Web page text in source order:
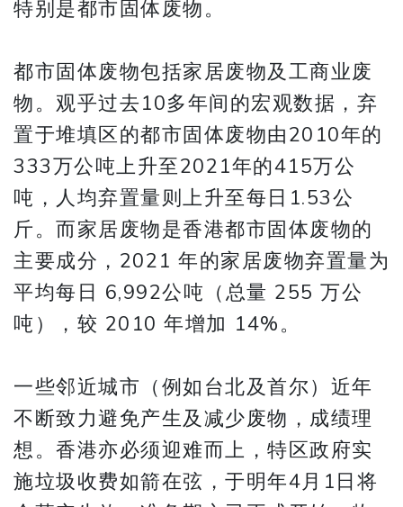
特别是都市固体废物。
都市固体废物包括家居废物及工商业废
物。观乎过去10多年间的宏观数据，弃
置于堆填区的都市固体废物由2010年的
333万公吨上升至2021年的415万公
吨，人均弃置量则上升至每日1.53公
斤。而家居废物是香港都市固体废物的
主要成分，2021 年的家居废物弃置量为
平均每日 6,992公吨（总量 255 万公
吨），较 2010 年增加 14%。
​​​​​​​一些邻近城市（例如台北及首尔）近年
不断致力避免产生及减少废物，成绩理
想。香港亦必须迎难而上，特区政府实
施垃圾收费如箭在弦，于明年4月1日将